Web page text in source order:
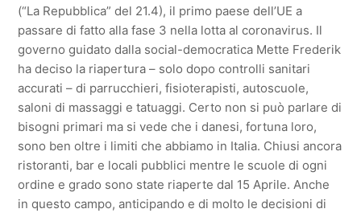
(“La Repubblica” del 21.4), il primo paese dell’UE a
passare di fatto alla fase 3 nella lotta al coronavirus. Il
governo guidato dalla social-democratica Mette Frederik
ha deciso la riapertura – solo dopo controlli sanitari
accurati – di parrucchieri, fisioterapisti, autoscuole,
saloni di massaggi e tatuaggi. Certo non si può parlare di
bisogni primari ma si vede che i danesi, fortuna loro,
sono ben oltre i limiti che abbiamo in Italia. Chiusi ancora
ristoranti, bar e locali pubblici mentre le scuole di ogni
ordine e grado sono state riaperte dal 15 Aprile. Anche
in questo campo, anticipando e di molto le decisioni di